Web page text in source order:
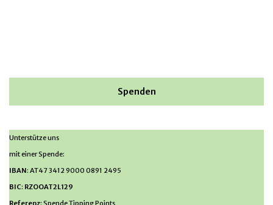
Spenden
Unterstütze uns
mit einer Spende:
IBAN: AT47 3412 9000 0891 2495
BIC: RZOOAT2L129
Referenz: Spende Tipping Points